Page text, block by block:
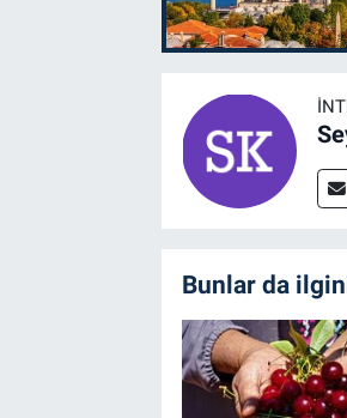
Bunlar da